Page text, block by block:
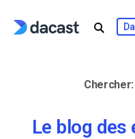
Chercher:
Le blog